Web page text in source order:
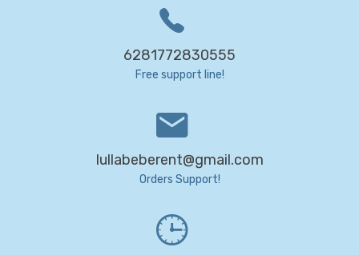
6281772830555
Free support line!
lullabeberent@gmail.com
Orders Support!